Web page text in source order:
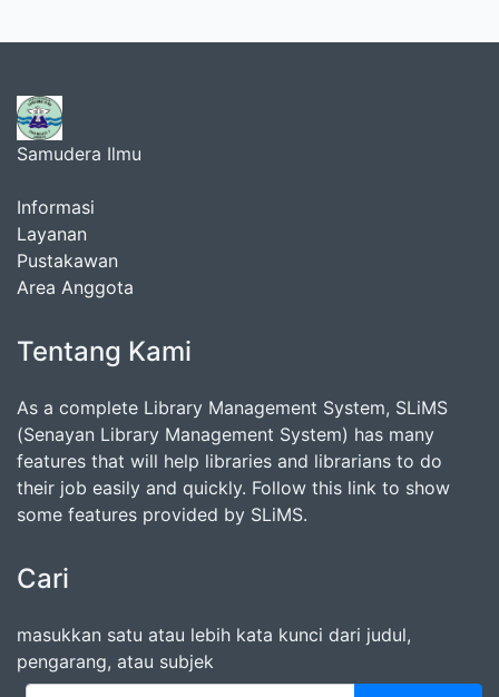
Samudera Ilmu
Informasi
Layanan
Pustakawan
Area Anggota
Tentang Kami
As a complete Library Management System, SLiMS
(Senayan Library Management System) has many
features that will help libraries and librarians to do
their job easily and quickly. Follow this link to show
some features provided by SLiMS.
Cari
masukkan satu atau lebih kata kunci dari judul,
pengarang, atau subjek